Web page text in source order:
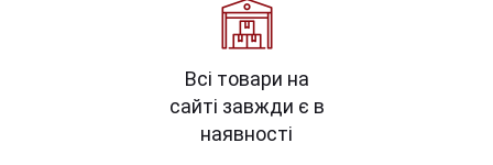
Всі товари на
сайті завжди є в
наявності